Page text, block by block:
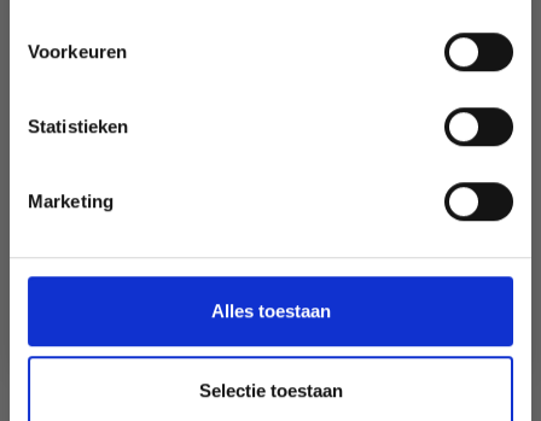
Voorkeuren
Statistieken
Marketing
Alles toestaan
Selectie toestaan
Wil je liever nieuws ontvangen over onze
Nederlands?